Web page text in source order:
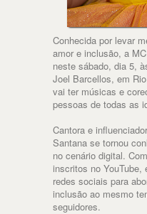
Conhecida por levar
amor e inclusão, a
neste sábado, dia 5,
Joel Barcellos, em
vai ter músicas e
pessoas de todas as
Cantora e
Santana se tornou
no cenário digital.
inscritos no
redes sociais para
inclusão ao mesmo
seguidores.